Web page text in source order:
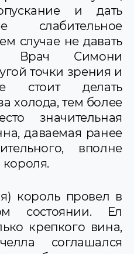
и дать
слабительное
случае не давать
Врач Симони
точки зрения и
стоит делать
холода, тем более
значительная
даваемая ранее
вполне
короля.
король провел в
состоянии. Ел
крепкого вина,
соглашался